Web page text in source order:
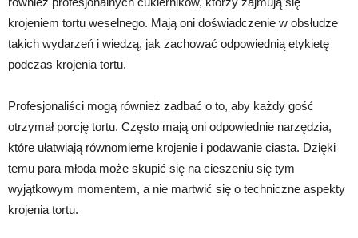
krojeniem tortu weselnego. Mają oni doświadczenie w obsłudze
takich wydarzeń i wiedzą, jak zachować odpowiednią etykietę
podczas krojenia tortu.
Profesjonaliści mogą również zadbać o to, aby każdy gość
otrzymał porcję tortu. Często mają oni odpowiednie narzędzia,
które ułatwiają równomierne krojenie i podawanie ciasta. Dzięki
temu para młoda może skupić się na cieszeniu się tym
wyjątkowym momentem, a nie martwić się o techniczne aspekty
krojenia tortu.